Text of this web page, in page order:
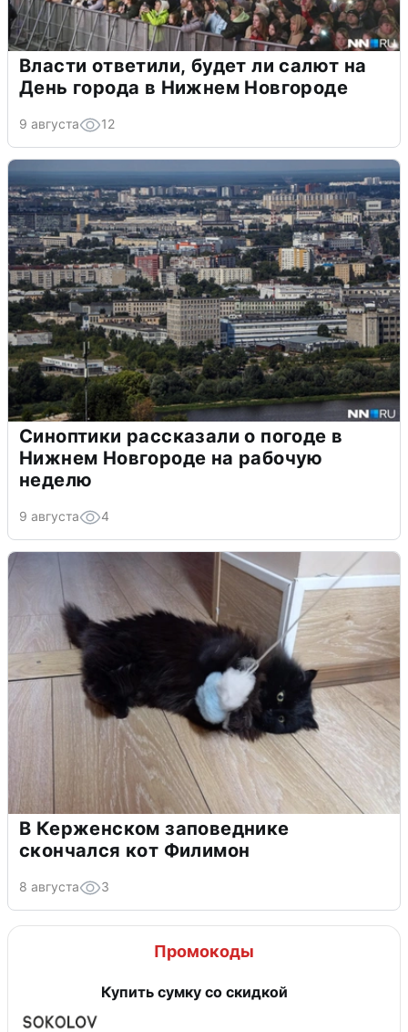
Власти ответили, будет ли салют на
День города в Нижнем Новгороде
9 августа 12
Синоптики рассказали о погоде в
Нижнем Новгороде на рабочую
неделю
9 августа 4
В Керженском заповеднике
скончался кот Филимон
8 августа 3
Промокоды
Купить сумку со скидкой